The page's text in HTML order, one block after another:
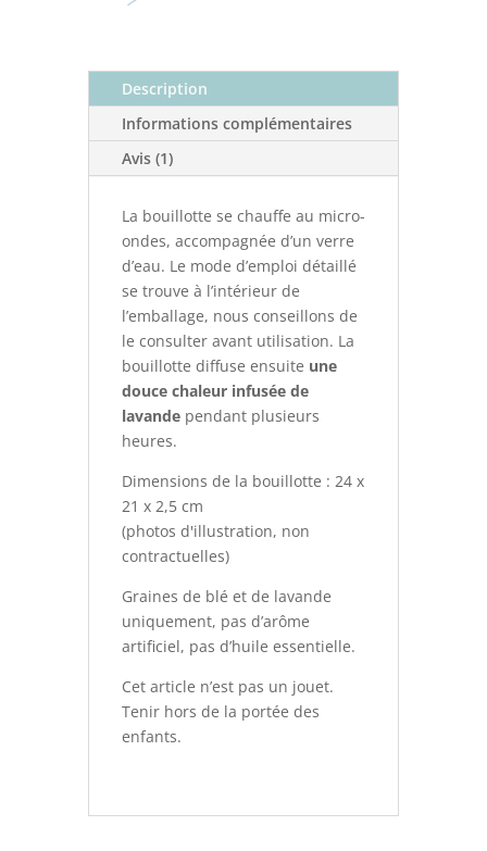
Description
Informations complémentaires
Avis (1)
La bouillotte se chauffe au micro-
ondes, accompagnée d’un verre
d’eau. Le mode d’emploi détaillé
se trouve à l’intérieur de
l’emballage, nous conseillons de
le consulter avant utilisation. La
bouillotte diffuse ensuite une
douce chaleur infusée de
lavandependant plusieurs
heures.
Dimensions de la bouillotte : 24 x
21 x 2,5 cm
(photos d'illustration, non
contractuelles)
Graines de blé et de lavande
uniquement, pas d’arôme
artificiel, pas d’huile essentielle.
Cet article n’est pas un jouet.
Tenir hors de la portée des
enfants.